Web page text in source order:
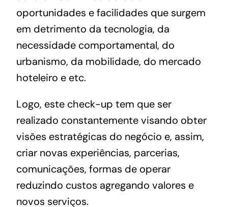
oportunidades e facilidades que surgem
em detrimento da tecnologia, da
necessidade comportamental, do
urbanismo, da mobilidade, do mercado
hoteleiro e etc.
Logo, este check-up tem que ser
realizado constantemente visando obter
visões estratégicas do negócio e, assim,
criar novas experiências, parcerias,
comunicações, formas de operar
reduzindo custos agregando valores e
novos serviços.